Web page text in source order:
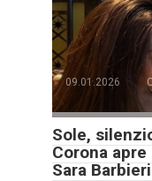
09.01.2026
Sole,
Corona
Sara